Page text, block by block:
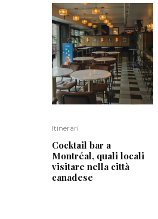
Itinerari
Cocktail bar a
Montréal, quali locali
visitare nella città
canadese